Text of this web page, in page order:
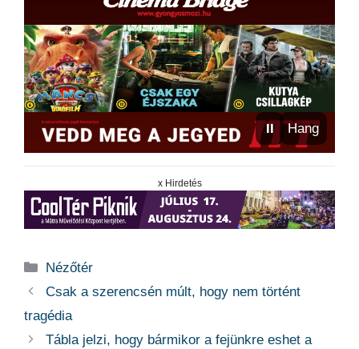
⏸ Hang
x Hirdetés
Kategória
Nézőtér
Csak a szerencsén múlt, hogy nem történt
tragédia
Tábla jelzi, hogy bármikor a fejünkre eshet a